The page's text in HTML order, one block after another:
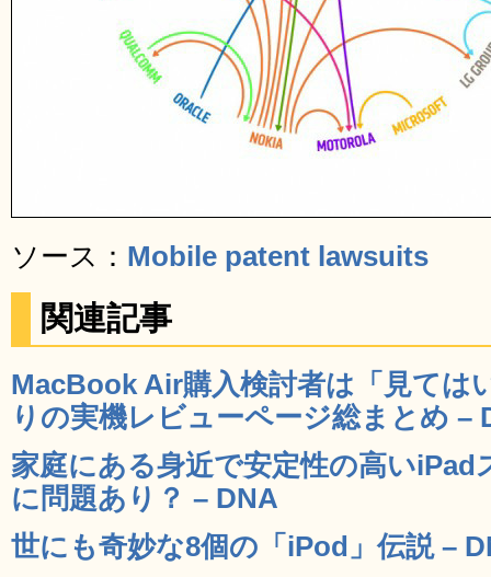
ソース： Mobile patent lawsuits
関連記事
MacBook Air購入検討者は「見ては
りの実機レビューページ総まとめ –
家庭にある身近で安定性の高いiPad
に問題あり？ – DNA
世にも奇妙な8個の「iPod」伝説 –